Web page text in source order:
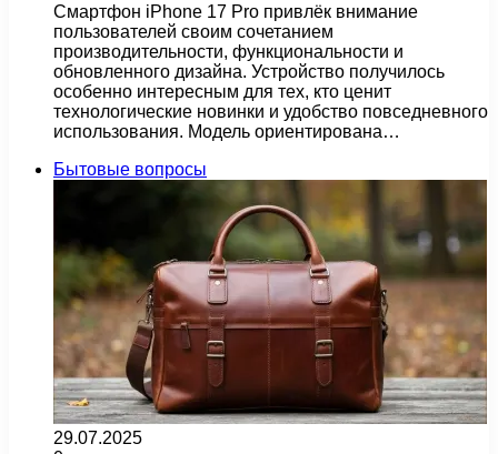
Смартфон iPhone 17 Pro привлёк внимание
пользователей своим сочетанием
производительности, функциональности и
обновленного дизайна. Устройство получилось
особенно интересным для тех, кто ценит
технологические новинки и удобство повседневного
использования. Модель ориентирована…
Бытовые вопросы
29.07.2025